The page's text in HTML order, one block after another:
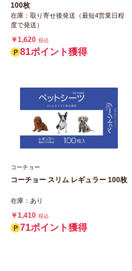
100枚
在庫：取り寄せ後発送（最短4営業日程
度で発送）
￥1,620 税込
81ポイント獲得
コーチョー
コーチョー スリム レギュラー 100枚
在庫：あり
￥1,410 税込
71ポイント獲得